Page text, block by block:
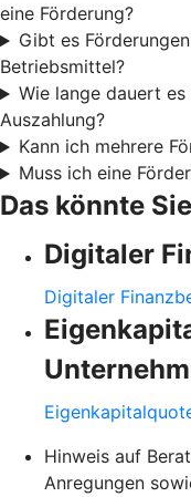
eine Förderung?
Gibt es
Betriebsmittel?
Wie lange dauert
Auszahlung?
Kann ich mehrere
Muss ich eine
Das könnte
Digitaler
Digitaler
Hinweis auf
Anregungen